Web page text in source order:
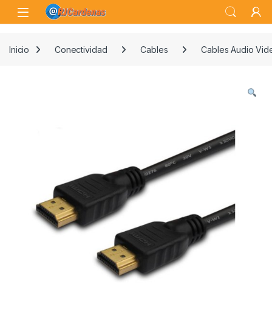
Skip to navigation
Skip to content
Open
Inicio Conectividad Cables Cables Audio